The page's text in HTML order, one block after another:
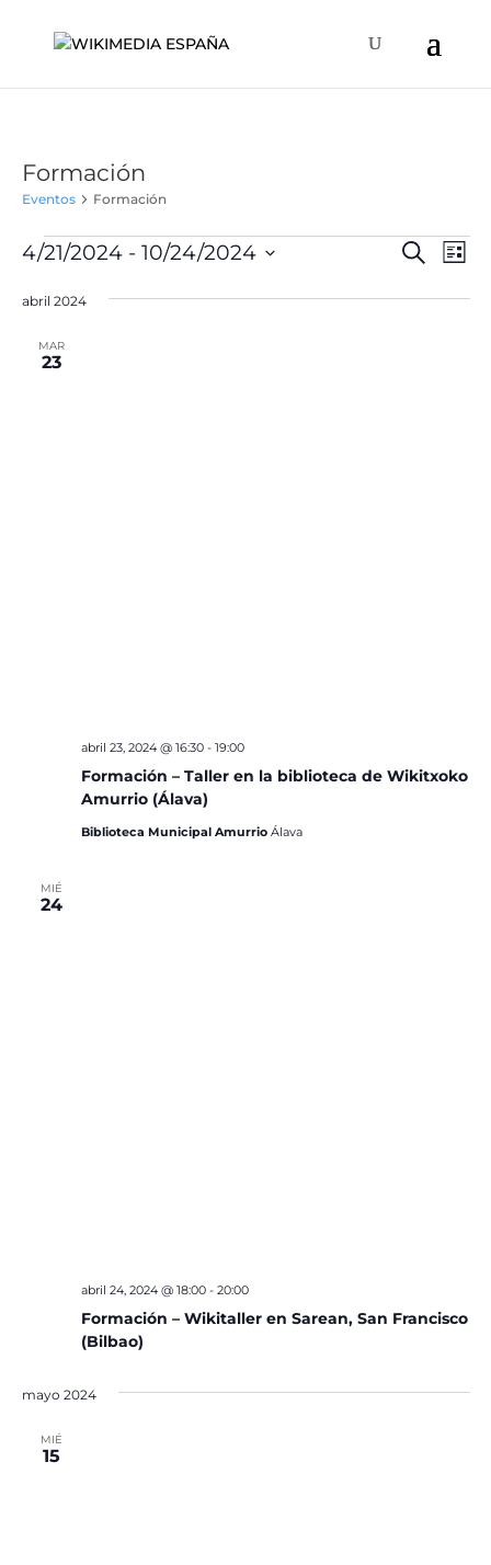
Formación
Eventos Formación
Eventos Buscar
de
Lista
4/21/2024 - 10/24/2024
la
abril 2024
MAR
23
Formación – Taller en la biblioteca de Wikitxoko
Amurrio (Álava)
abril 23, 2024 @ 16:30- 19:00
Biblioteca Municipal Amurrio Álava
MIÉ
24
Formación – Wikitaller en Sarean, San Francisco
(Bilbao)
abril 24, 2024 @ 18:00- 20:00
mayo 2024
MIÉ
15